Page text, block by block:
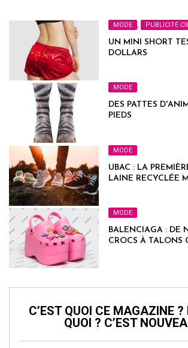
MODE , PUBLICITÉ
UN MINI SHORT
DOLLARS
MODE
DES PATTES
PIEDS
MODE
UBAC : LA
LAINE RECYCLÉE
MODE
BALENCIAGA : DE
CROCS À TALONS
C’EST QUOI CE MAGAZINE ?
QUOI ? C’EST